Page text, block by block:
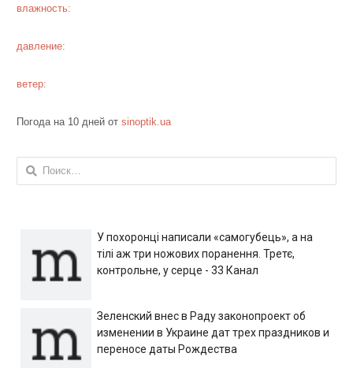
влажность:
давление:
ветер:
Погода на 10 дней от sinoptik.ua
Найти:
У похоронці написали «самогубець», а на
тілі аж три ножових поранення. Третє,
контрольне, у серце - 33 Канал
Зеленский внес в Раду законопроект об
изменении в Украине дат трех праздников и
переносе даты Рождества